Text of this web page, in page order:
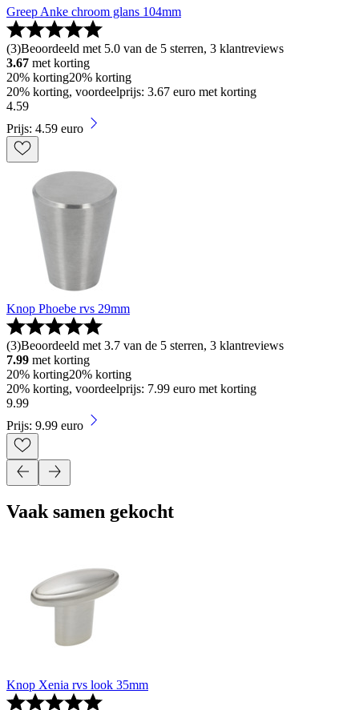
Greep Anke chroom glans 104mm
(3)Beoordeeld met 5.0 van de 5 sterren, 3 klantreviews
3.67 met korting
20% korting20% korting
20% korting, voordeelprijs: 3.67 euro met korting
4.59
Prijs: 4.59 euro
Knop Phoebe rvs 29mm
(3)Beoordeeld met 3.7 van de 5 sterren, 3 klantreviews
7.99 met korting
20% korting20% korting
20% korting, voordeelprijs: 7.99 euro met korting
9.99
Prijs: 9.99 euro
Vaak samen gekocht
Knop Xenia rvs look 35mm